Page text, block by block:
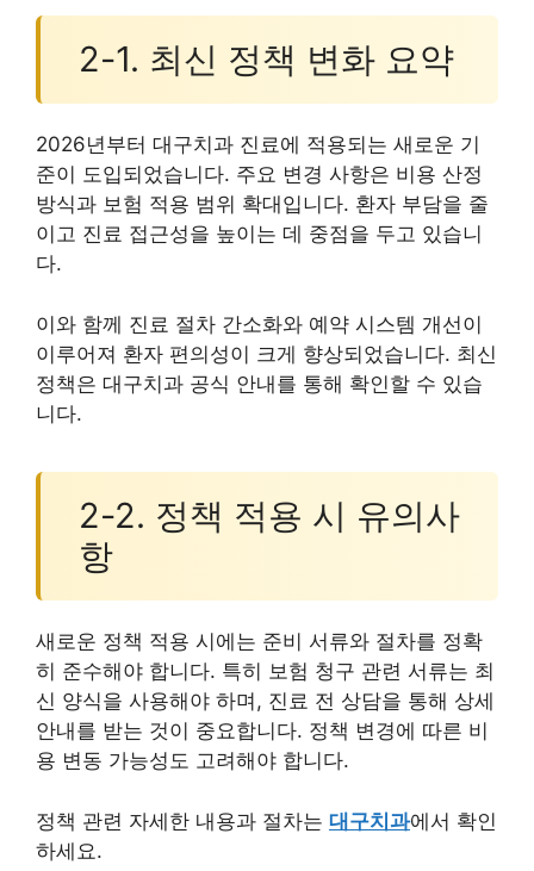
2-1. 최신 정책 변화 요약
2026년부터 대구치과 진료에 적용되는 새로운 기
준이 도입되었습니다. 주요 변경 사항은 비용 산정
방식과 보험 적용 범위 확대입니다. 환자 부담을 줄
이고 진료 접근성을 높이는 데 중점을 두고 있습니
다.
이와 함께 진료 절차 간소화와 예약 시스템 개선이
이루어져 환자 편의성이 크게 향상되었습니다. 최신
정책은 대구치과 공식 안내를 통해 확인할 수 있습
니다.
2-2. 정책 적용 시 유의사
항
새로운 정책 적용 시에는 준비 서류와 절차를 정확
히 준수해야 합니다. 특히 보험 청구 관련 서류는 최
신 양식을 사용해야 하며, 진료 전 상담을 통해 상세
안내를 받는 것이 중요합니다. 정책 변경에 따른 비
용 변동 가능성도 고려해야 합니다.
정책 관련 자세한 내용과 절차는 대구치과에서 확인
하세요.